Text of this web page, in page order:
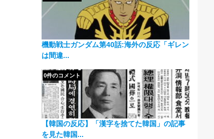
機動戦士ガンダム第40話:海外の反応「ギレン
は間違...
【韓国の反応】「漢字を捨てた韓国」の記事
を見た韓国...
0件のコメント